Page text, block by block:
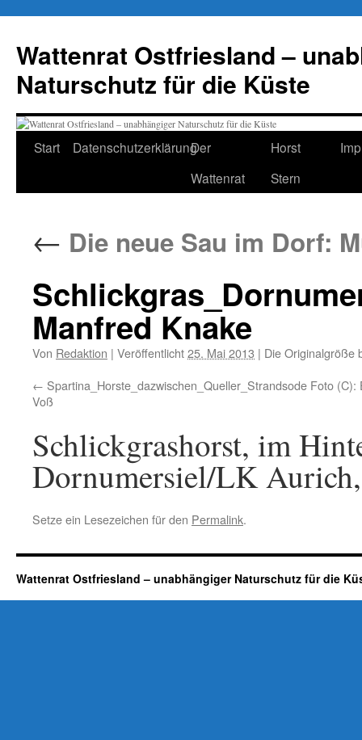
springen
Wattenrat Ostfriesland –
Naturschutz für die Küste
Start DatenschutzerklärungDer
Wattenrat
Horst
Stern
← Die neue Sau im Dorf:
Manfred Knake
Von Redaktion | Veröffentlicht25. Mai 2013 | Die Originalgröße
Spartina_Horste_dazwischen_Queller_Strandsode Foto (C):
Voß
Schlickgrashorst, im
Dornumersiel/LK
Setze ein Lesezeichen für den Permalink.
Wattenrat Ostfriesland – unabhängiger Naturschutz für die